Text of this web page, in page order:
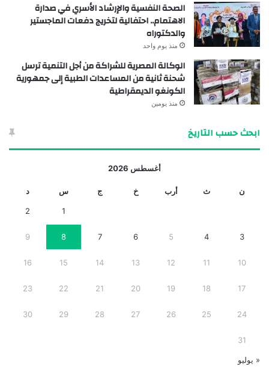
الصحة النفسية والإرشاد الأسري في صدارة
الاهتمام.. احتفالية لتخريج دفعات الماجستير
والدكتوراه
منذ يوم واحد
الوكالة المصرية للشراكة من أجل التنمية ترسل
شحنة ثانية من المساعدات الطبية إلى جمهورية
الكونغو الديمقراطية
منذ يومين
ابحث حسب التاريخ
أغسطس 2026
ن ث أرب خ ج س د
1
2
3
4
5
6
7
8
9
10
11
12
13
14
15
16
17
18
19
20
21
22
23
24
25
26
27
28
29
30
31
« يوليو